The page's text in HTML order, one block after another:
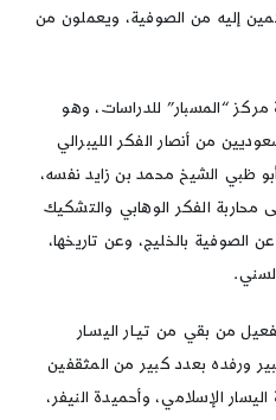
إليه من الصوفية، ويعملون من
“المسبار” للدراسات، وهو
من أنصار الفكر الليبرالي
ظبي الشيخ محمد بن زايد نفسه،
محاربة الفكر الوهابي والتشكيك
بالخليج، وعن تاريخها،
من بقي من تيـار اليسـار
ورفده بعدد كبير من المثقفين
الإسلامي، وأحميدة النيفر،